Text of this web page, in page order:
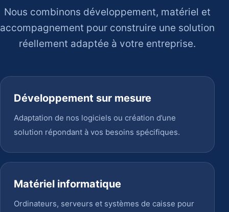
Nous combinons développement, matériel et
accompagnement pour construire une solution
réellement adaptée à votre entreprise.
Développement sur mesure
Adaptation de nos logiciels ou création d’une
solution répondant à vos besoins spécifiques.
Matériel informatique
Ordinateurs, serveurs et systèmes de caisse pour